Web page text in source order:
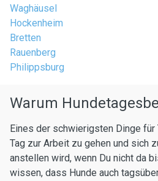
Waghäusel
Hockenheim
Bretten
Rauenberg
Philippsburg
Warum
Eines der schwierigsten Dinge
Tag zur Arbeit zu gehen und sich
anstellen wird, wenn Du nicht da
wissen, dass Hunde auch